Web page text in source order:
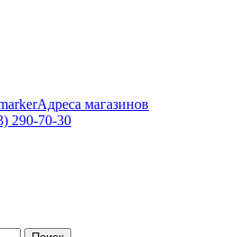
Адреса магазинов
290-70-30